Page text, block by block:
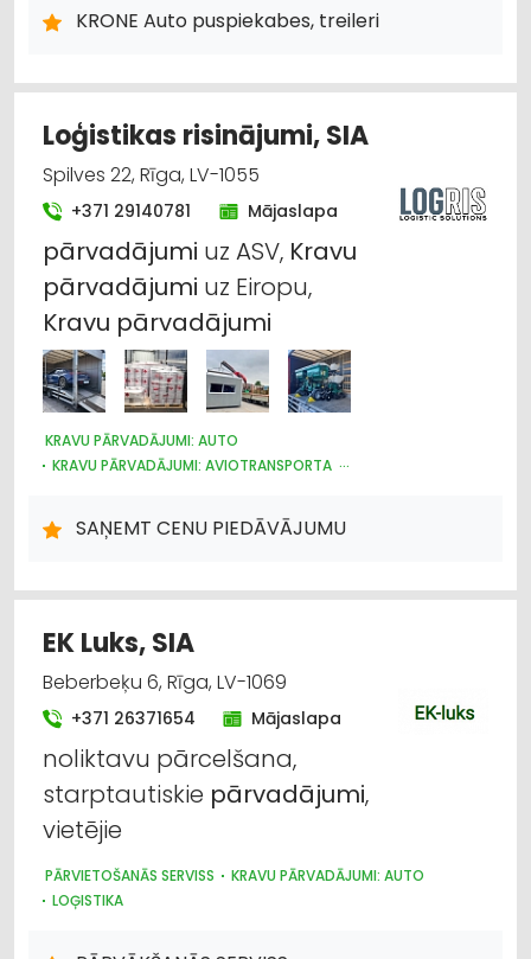
AUTO REZERVES DAĻU VAIRUMTIRDZNIECĪBA
KRAVAS AUTO, APKOPE UN REZERVES DAĻAS
KRONE Auto puspiekabes, treileri
Loģistikas risinājumi, SIA
Spilves 22, Rīga, LV-1055
+371 29140781 Mājaslapa
pārvadājumi uz ASV, Kravu
pārvadājumi uz Eiropu,
Kravu pārvadājumi
KRAVU PĀRVADĀJUMI: AUTO
KRAVU PĀRVADĀJUMI: AVIOTRANSPORTA
NOLIKTAVU PAKALPOJUMI
SAŅEMT CENU PIEDĀVĀJUMU
EK Luks, SIA
Beberbeķu 6, Rīga, LV-1069
+371 26371654 Mājaslapa
noliktavu pārcelšana,
starptautiskie pārvadājumi,
vietējie
PĀRVIETOŠANĀS SERVISS
KRAVU PĀRVADĀJUMI: AUTO
LOĢISTIKA